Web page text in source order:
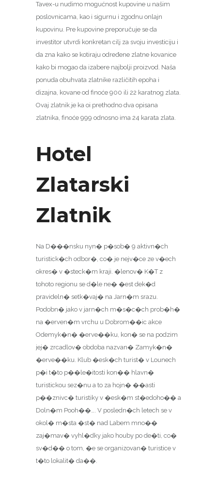
Tavex-u nudimo mogućnost kupovine u našim
poslovnicama, kao i sigurnu i zgodnu onlajn
kupovinu. Pre kupovine preporučuje se da
investitor utvrdi konkretan cilj za svoju investiciju i
da zna kako se kotiraju određene zlatne kovanice
kako bi mogao da izabere najbolji proizvod. Naša
ponuda obuhvata zlatnike različitih epoha i
dizajna, kovane od finoće 900 ili 22 karatnog zlata.
Ovaj zlatnik je ka oi prethodno dva opisana
zlatnika, finoće 999 odnosno ima 24 karata zlata.
Hotel
Zlatarski
Zlatnik
Na D���nsku nyn� p�sob� 9 aktivn�ch
turistick�ch odbor�, co� je nejv�ce ze v�ech
okres� v �steck�m kraji. �lenov� K�T z
tohoto regionu se d�le ne� �est dek�d
pravideln� setk�vaj� na Jarn�m srazu.
Podobn� jako v jarn�ch m�s�c�ch prob�h�
na �erven�m vrchu u Dobrom��ic akce
Odemyk�n� �erve��ku, kon� se na podzim
jej� zrcadlov� obdoba nazvan� Zamyk�n�
�erve��ku. Klub �esk�ch turist� v Lounech
p�i t�to p��le�itosti kon�� hlavn�
turistickou sez�nu a to za hojn� ��asti
p��znivc� turistiky v �esk�m st�edoho�� a
Doln�m Pooh��…. V posledn�ch letech se v
okol� m�sta �st� nad Labem mno��
zaj�mav� vyhl�dky jako houby po de�ti, co�
sv�d�� o tom, �e se organizovan� turistice v
t�to lokalit� da��.